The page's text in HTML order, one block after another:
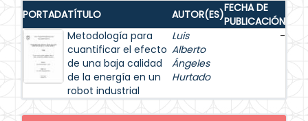
PORTADATÍTULO AUTOR(ES)FECHA DE
PUBLICACIÓN
Metodología para
cuantificar el efecto
de una baja calidad
de la energía en un
robot industrial
Luis
Alberto
Ángeles
Hurtado
-